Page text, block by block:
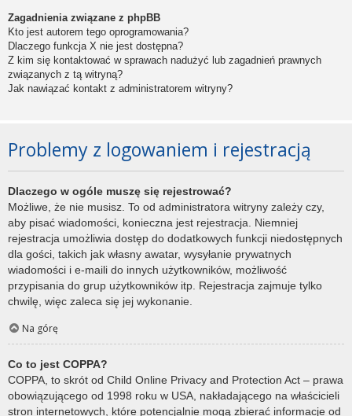
Zagadnienia związane z phpBB
Kto jest autorem tego oprogramowania?
Dlaczego funkcja X nie jest dostępna?
Z kim się kontaktować w sprawach nadużyć lub zagadnień prawnych
związanych z tą witryną?
Jak nawiązać kontakt z administratorem witryny?
Problemy z logowaniem i rejestracją
Dlaczego w ogóle muszę się rejestrować?
Możliwe, że nie musisz. To od administratora witryny zależy czy,
aby pisać wiadomości, konieczna jest rejestracja. Niemniej
rejestracja umożliwia dostęp do dodatkowych funkcji niedostępnych
dla gości, takich jak własny awatar, wysyłanie prywatnych
wiadomości i e-maili do innych użytkowników, możliwość
przypisania do grup użytkowników itp. Rejestracja zajmuje tylko
chwilę, więc zaleca się jej wykonanie.
Na górę
Co to jest COPPA?
COPPA, to skrót od Child Online Privacy and Protection Act – prawa
obowiązującego od 1998 roku w USA, nakładającego na właścicieli
stron internetowych, które potencjalnie mogą zbierać informacje od